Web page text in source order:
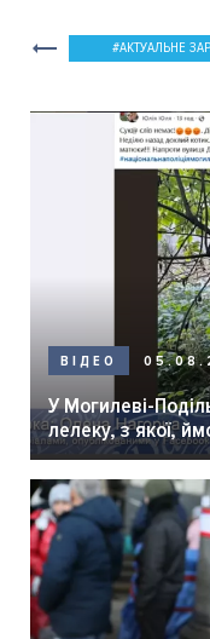
АКТУАЛЬНЕ
ВІДЕО
У Могилеві-
лелеку, з якої,